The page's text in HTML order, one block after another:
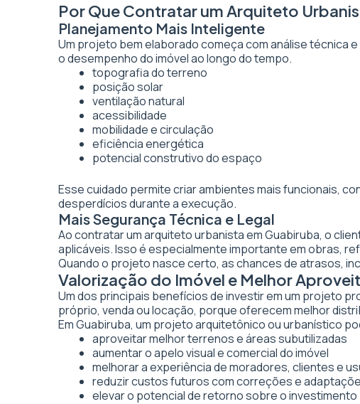
Por Que Contratar um Arquiteto
Planejamento Mais Inteligente
Um projeto bem elaborado começa com análise técnica
o desempenho do imóvel ao longo do tempo.
topografia do terreno
posição solar
ventilação natural
acessibilidade
mobilidade e circulação
eficiência energética
potencial construtivo do espaço
Esse cuidado permite criar ambientes mais funcionais,
desperdícios durante a execução.
Mais Segurança Técnica e Legal
Ao contratar um arquiteto urbanista em Guabiruba, o
aplicáveis. Isso é especialmente importante em obras,
Quando o projeto nasce certo, as chances de atrasos,
Valorização do Imóvel e Melhor
Um dos principais benefícios de investir em um projeto
próprio, venda ou locação, porque oferecem melhor
Em Guabiruba, um projeto arquitetônico ou urbanístico
aproveitar melhor terrenos e áreas subutilizadas
aumentar o apelo visual e comercial do imóvel
melhorar a experiência de moradores, clientes e
reduzir custos futuros com correções e
elevar o potencial de retorno sobre o investimento